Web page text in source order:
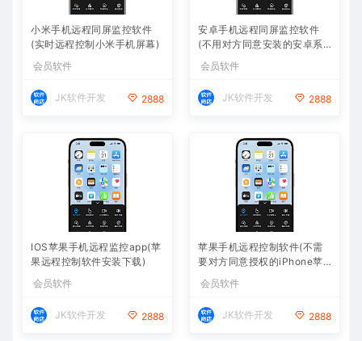
小米手机远程同屏监控软件
(实时远程控制小米手机屏幕)
会员软件
JK软件开发 2888
安卓手机远程同屏监控软件
(不用对方同意安装的安卓系
统远程控制APP)
会员软件
JK软件开发 2888
IOS苹果手机远程监控app(苹
果远程控制软件安装下载)
会员软件
JK软件开发 2888
苹果手机远程控制软件(不需
要对方同意授权的iPhone苹
会员软件
JK软件开发 2888